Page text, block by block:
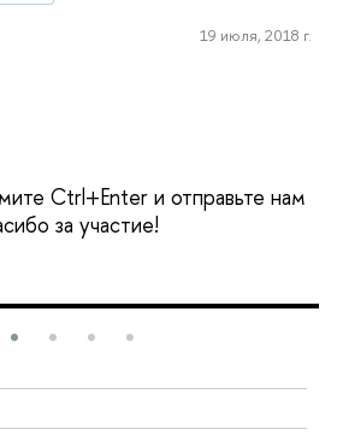
19 июля, 2018 г.
Ctrl+Enter и отправьте нам
за участие!